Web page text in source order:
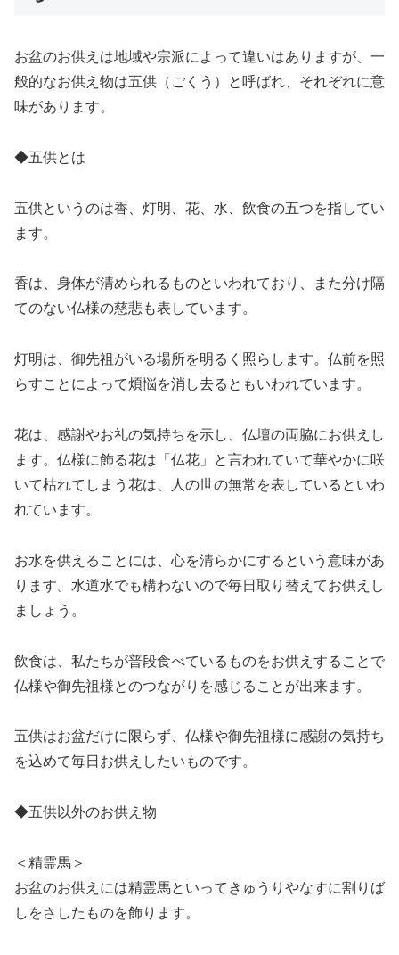
お盆のお供えは地域や宗派によって違いはありますが、一
般的なお供え物は五供（ごくう）と呼ばれ、それぞれに意
味があります。
◆五供とは
五供というのは香、灯明、花、水、飲食の五つを指してい
ます。
香は、身体が清められるものといわれており、また分け隔
てのない仏様の慈悲も表しています。
灯明は、御先祖がいる場所を明るく照らします。仏前を照
らすことによって煩悩を消し去るともいわれています。
花は、感謝やお礼の気持ちを示し、仏壇の両脇にお供えし
ます。仏様に飾る花は「仏花」と言われていて華やかに咲
いて枯れてしまう花は、人の世の無常を表しているといわ
れています。
お水を供えることには、心を清らかにするという意味があ
ります。水道水でも構わないので毎日取り替えてお供えし
ましょう。
飲食は、私たちが普段食べているものをお供えすることで
仏様や御先祖様とのつながりを感じることが出来ます。
五供はお盆だけに限らず、仏様や御先祖様に感謝の気持ち
を込めて毎日お供えしたいものです。
◆五供以外のお供え物
＜精霊馬＞
お盆のお供えには精霊馬といってきゅうりやなすに割りば
しをさしたものを飾ります。